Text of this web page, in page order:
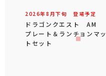
2026年8 月下旬 登場予定
ドラゴンクエスト AM
プレート＆ランチョンマッ
トセット